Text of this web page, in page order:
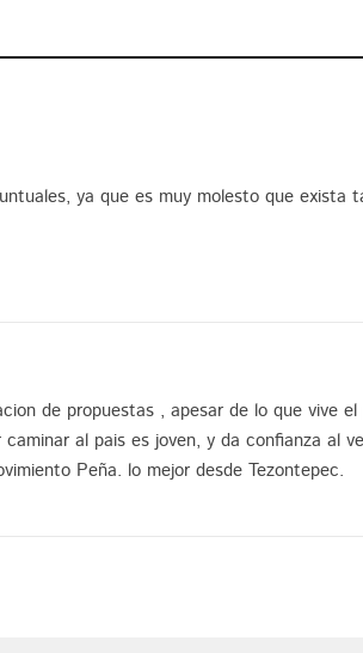
ya que es muy molesto que exista
de propuestas , apesar de lo que vive
al pais es joven, y da confianza al
Peña. lo mejor desde Tezontepec.